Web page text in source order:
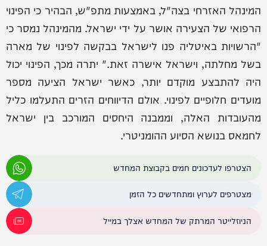
המינהל האזרחי בצה"ל, באמצעות מתפ"ש, הבהיר כי הפינוי
הרפואי של הצעירה אושר על ידי ישראל. מהמינהל נמסר כי
"הרשויות באיטליה פנו לישראל בבקשה לפינוי של מארה
בשל מחלתה, וישראל אישרה זאת." יתרה מכך, הפינוי יכול
היה להתבצע מוקדם יותר, כאשר ישראל הציעה מספר
מועדים חלופיים לפינוי. אולם הדיווחים הזרים התעלמו כליל
מהעובדות האלה, וממבנה היחסים המורכב בין ישראל
לחמאס בנושא הסיוע ההומניטרי.
הצטרפו לעדכונים חמים בקבוצת המחדש
מצטרפים לערוץ ומתחדשים כל הזמן
הניוזלייטר המרתק של המחדש אצלך במייל